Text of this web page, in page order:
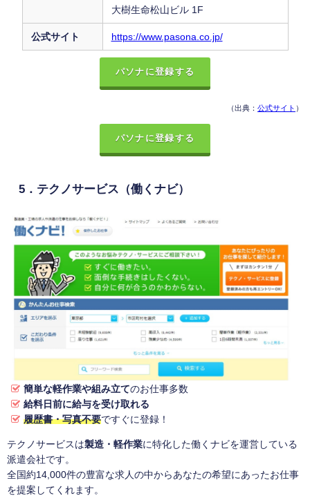
大樹生命松山ビル 1F
公式サイト https://www.pasona.co.jp/
パソナに登録する
（出典： 公式サイト ）
パソナに登録する
5．テクノサービス（働くナビ）
簡単な軽作業や組み立てのお仕事多数
給料日前に給与を受け取れる
履歴書・写真不要ですぐに登録！
テクノサービスは製造・軽作業に特化した働くナビを運営している
派遣会社です。
全国約14,000件の豊富な求人の中からあなたの希望にあったお仕事
を提案してくれます。